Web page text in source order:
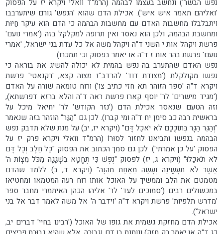
נפש הבשר') ונחשב בעצמו לבהמה (הרמ"ד וואלי ויקרא יז על הפסוק
'ואליהם תאמר איש איש'). אכילת הדם שהוא 'הנפש' גורם שיתערבבו
ויתבלבלו מחשבות האדם עם מחשבות הבהמה כי הדם הוא עיקר חַיּוּת
ומחשבת הבהמה, ולכן הוא נאסר ואין תרופה למקלקל בזה ('אמרי נועם'
פרשת ויקהל אות י השני ד"ה ויקהל משה אל כל עדת בני ישראל, 'אמרי
נועם' פרשת בהר אות ז ד"ה או יאמר בפסוק וכי תמכרו).
נפש האדם שהתערב בה נפש בהמית לא יכולה להשיג את בוראה כי
נפשו מקולקלת ('מצודת דוד' להרדב"ז מצוה קצא, 'רקנאטי' פרשת
ויקרא ד"ה 'ספר הזוהר תא חזי כתיב צו') ורוח טומאה שׁורה על האדם
('מגיד מישרים' לר' יוסף קארו פרשת ראה ד"ה והלא ברזא דפרשתא),
וזה הטעם שנאסר אכילת הדם ('נזר הקודש' לר' יחיאל מיכל על
בראשית רבה כב סימן יח ד"ה ומי קברו). לכן גם "הַגֵּר" הוזהר בזה שנאמר
"וְהַגֵּר הַגָּר בְּתוֹכֲכֶם לֹא יֹאכַל דָּם" (ויקרא יז, יב) על מנת שלא תדבק נפש
הבהמה בנפשו ותביאנו לחזור לסוּרוֹ (הרמ"ד וואלי ויקרא פרק יז על
הפסוק 'על כן אמרתי'). לכן גם סמך הכתוב את הפסוק "כָּל חֵלֶב וְכָל דָּם
לֹא תֹאכֵלוּ" (ויקרא ג, יז) לפסוק "נֶפֶשׁ כִּי תֶחֱטָא בִשְׁגָגָה מִכֹּל מִצְוֹת ה'
אֲשֶׁר לֹא תֵעָשֶׂינָה וְעָשָׂה מֵאַחַת מֵהֵנָּה" (ויקרא ד, ב) ללמד שהדם
מטמטם את הלב וממשיך על האוכל אותו רוח רעה המטמאו ומחטיאו
במכשולים רבים ('סמוכים לעד' לר' אליהו הכהן האיתמרי מחבר ספר
'מדרש תלפיות' פרשת ויקרא ד"ה 'וידבר ה' אל משה לאמר דבר אל בני
ישראל').
אכילת הדם מחזקת גשמית את גופו של האוכל ('רבינו בחיי' דברים יב,